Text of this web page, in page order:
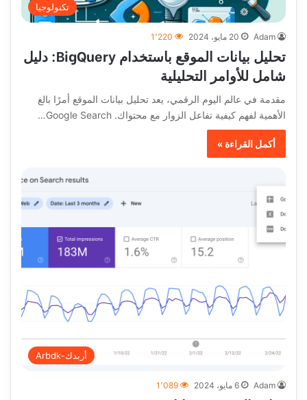
تكنولوجيا
Adam 20 مايو، 2024 1٬220
تحليل بيانات الموقع باستخدام BigQuery: دليل
شامل للأوامر التحليلية
مقدمة في عالم اليوم الرقمي، يعد تحليل بيانات الموقع أمرًا بالغ
الأهمية لفهم كيفية تفاعل الزوار مع محتواك. Google Search…
أكمل القراءة »
أربدك-Arbdk
Adam 6 مايو، 2024 1٬089